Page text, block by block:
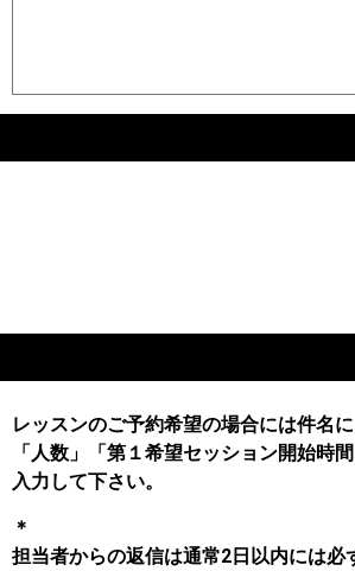
レッスンのご予約希望の場合には件名
「人数」「第１希望セッション開始時
入力して下さい。
＊
担当者からの返信は通常2日以内には